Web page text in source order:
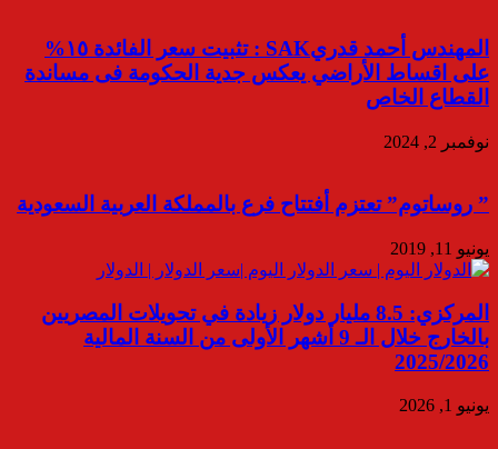
المهندس أحمد قدريSAK : تثبيت سعر الفائدة ١٥%
على اقساط الأراضي يعكس جدية الحكومة فى مساندة
القطاع الخاص
نوفمبر 2, 2024
” روساتوم” تعتزم أفتتاح فرع بالمملكة العربية السعودية
يونيو 11, 2019
المركزي: 8.5 مليار دولار زيادة في تحويلات المصريين
بالخارج خلال الـ 9 أشهر الأولى من السنة المالية
2025/2026
يونيو 1, 2026